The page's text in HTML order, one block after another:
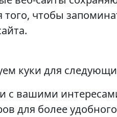
чтобы
куки для
с вашими
для более